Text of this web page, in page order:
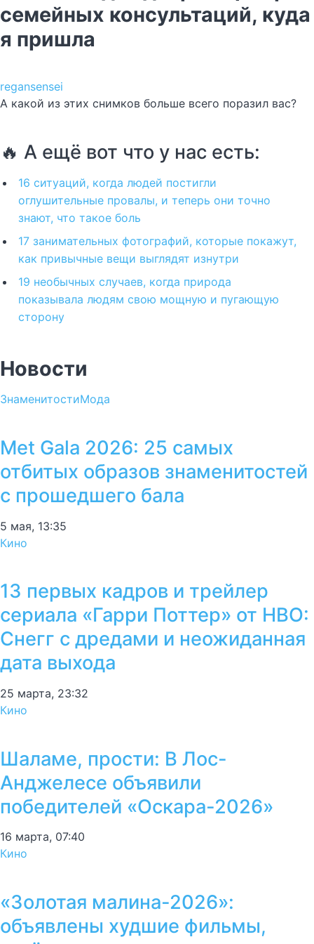
семейных консультаций, куда
я пришла
regansensei
А какой из этих снимков больше всего поразил вас?
🔥 А ещё вот что у нас есть:
16 ситуаций, когда людей постигли
оглушительные провалы, и теперь они точно
знают, что такое боль
17 занимательных фотографий, которые покажут,
как привычные вещи выглядят изнутри
19 необычных случаев, когда природа
показывала людям свою мощную и пугающую
сторону
Новости
ЗнаменитостиМода
Met Gala 2026: 25 самых
отбитых образов знаменитостей
с прошедшего бала
5 мая, 13:35
Кино
13 первых кадров и трейлер
сериала «Гарри Поттер» от HBO:
Снегг с дредами и неожиданная
дата выхода
25 марта, 23:32
Кино
Шаламе, прости: В Лос-
Анджелесе объявили
победителей «Оскара-2026»
16 марта, 07:40
Кино
«Золотая малина-2026»:
объявлены худшие фильмы,